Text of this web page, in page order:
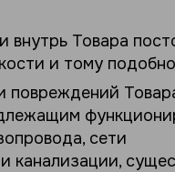
внутрь Товара
и тому
повреждений
сети
канализации,